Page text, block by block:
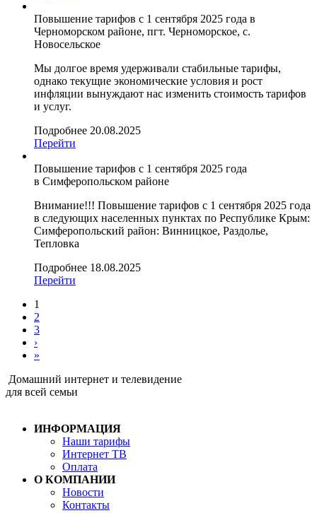
Повышение тарифов с 1 сентября 2025 года в
Черноморском районе, пгт. Черноморское, с.
Новосельское
Мы долгое время удерживали стабильные тарифы,
однако текущие экономические условия и рост
инфляции вынуждают нас изменить стоимость тарифов
и услуг.
Подробнее 20.08.2025
Перейти
Повышение тарифов с 1 сентября 2025 года
в Симферопольском районе
Внимание!!! Повышение тарифов с 1 сентября 2025 года
в следующих населенных пунктах по Республике Крым:
Симферопольский район: Винницкое, Раздолье,
Тепловка
Подробнее 18.08.2025
Перейти
1
2
3
›
»
Домашний интернет и телевидение
для всей семьи
ИНФОРМАЦИЯ
Наши тарифы
Интернет ТВ
Оплата
О КОМПАНИИ
Новости
Контакты